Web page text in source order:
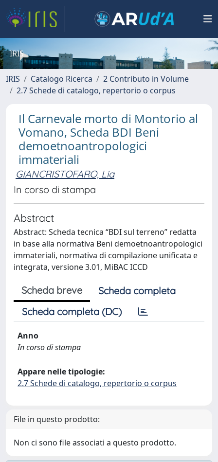
IRIS
IRIS Catalogo Ricerca
2 Contributo in Volume
2.7 Schede di catalogo, repertorio o corpus
Il Carnevale morto di Montorio al
Vomano, Scheda BDI Beni
demoetnoantropologici
immateriali
GIANCRISTOFARO, Lia
In corso di stampa
Abstract
Abstract: Scheda tecnica “BDI sul terreno” redatta
in base alla normativa Beni demoetnoantropologici
immateriali, normativa di compilazione unificata e
integrata, versione 3.01, MiBAC ICCD
Scheda breve
Scheda completa
Scheda completa (DC)
Anno
In corso di stampa
Appare nelle tipologie:
2.7 Schede di catalogo, repertorio o corpus
File in questo prodotto:
Non ci sono file associati a questo prodotto.